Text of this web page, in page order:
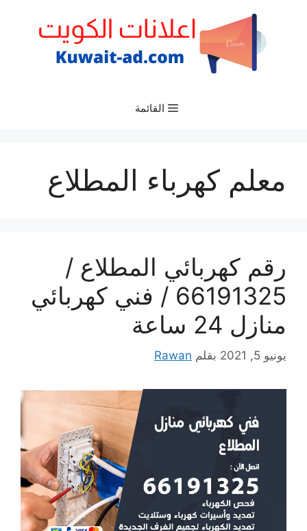
القائمة
معلم كهرباء المطلاع
رقم كهربائي المطلاع /
66191325‬ / فني كهربائي
منازل 24 ساعة
يونيو 5, 2021 بقلم Rawan